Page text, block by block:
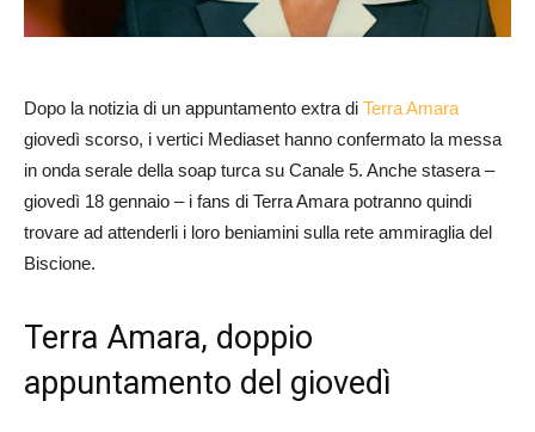
Dopo la notizia di un appuntamento extra di Terra Amara
giovedì scorso, i vertici Mediaset hanno confermato la messa
in onda serale della soap turca su Canale 5. Anche stasera –
giovedì 18 gennaio – i fans di Terra Amara potranno quindi
trovare ad attenderli i loro beniamini sulla rete ammiraglia del
Biscione.
Terra Amara, doppio
appuntamento del giovedì